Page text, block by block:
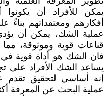
يمكن للأفراد أن يكونوا
أفكارهم ومعتقداتهم بناءً
عملية الشك، يمكن أن
قناعات قوية وموثوقة،
فان الشك هو أداة قوية
يساعد الشك الأفراد على
إنه أساسي لتحقيق
عملية البحث عن المعرفة